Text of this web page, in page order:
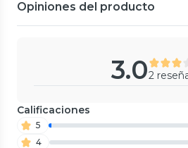
Opiniones del producto
3.02
Calificaciones
5
4